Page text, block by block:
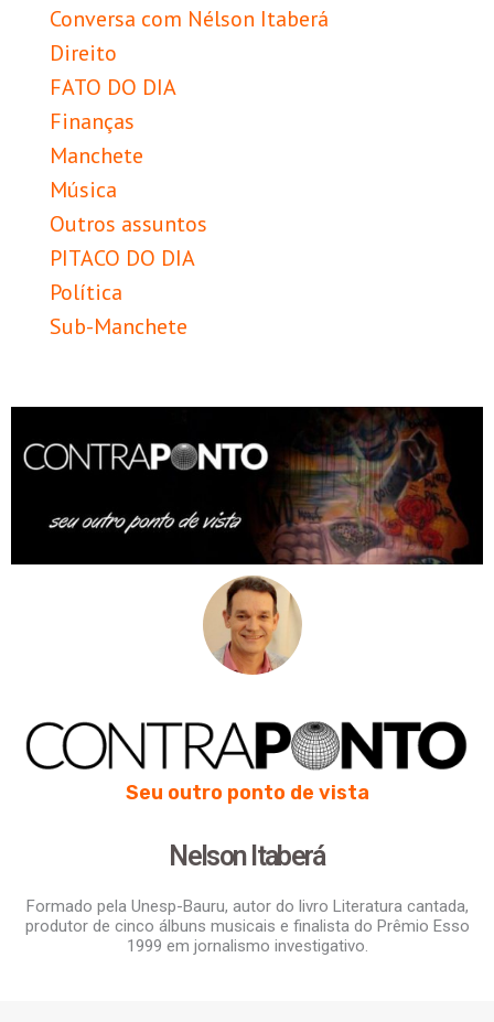
Conversa com Nélson Itaberá
Direito
FATO DO DIA
Finanças
Manchete
Música
Outros assuntos
PITACO DO DIA
Política
Sub-Manchete
Seu outro ponto de vista
Nelson Itaberá
Formado pela Unesp-Bauru, autor do livro Literatura cantada,
produtor de cinco álbuns musicais e finalista do Prêmio Esso
1999 em jornalismo investigativo.